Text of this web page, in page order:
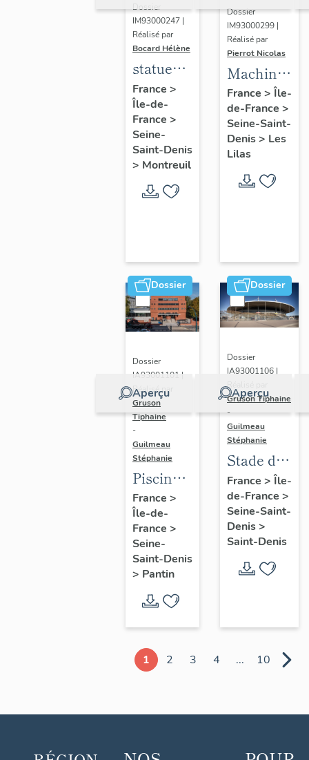
Dossier
IM93000247 |
Réalisé par
Bocard Hélène
statues
colossales
: le
discobole,
le
tennisman
France >
Île-de-
France >
Seine-
Saint-Denis
> Montreuil
Dossier
IM93000299 |
Réalisé par
Pierrot Nicolas
Machine
à
déchiqueter
et à
épurer
France > Île-
de-France >
Seine-Saint-
Denis> Les
Lilas
Dossier
Aperçu
Dossier
IA93001101 |
Réalisé par
Gruson
Tiphaine
-
Guilmeau
Stéphanie
Piscine
Leclerc,
actuellement
piscine
Alice-
Milliat
France >
Île-de-
France >
Seine-
Saint-Denis
> Pantin
Dossier
Aperçu
Dossier
IA93001106 |
Réalisé par
Gruson Tiphaine
-
Guilmeau
Stéphanie
Stade de
France
France > Île-
de-France >
Seine-Saint-
Denis>
Saint-Denis
1 2 3 4 ... 10